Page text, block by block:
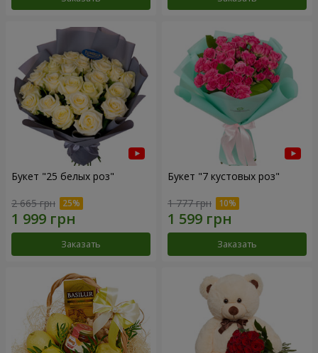
Букет "25 белых роз"
2 665 грн
Заказать
Букет "7 кустовых роз"
1 777 грн
Заказать